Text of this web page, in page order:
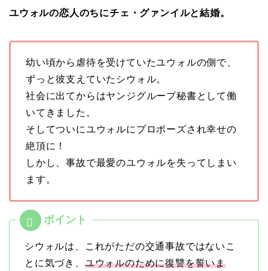
ユウォルの恋人のちにチェ・グァンイルと結婚。
幼い頃から虐待を受けていたユウォルの側で、
ずっと彼支えていたシウォル。
社会に出てからはヤンジグループ秘書として働
いてきました。
そしてついにユウォルにプロポーズされ幸せの
絶頂に！
しかし、事故で最愛のユウォルを失ってしまい
ます。
シウォルは、これがただの交通事故ではないこ
とに気づき、 ユウォルのために復讐を誓いま